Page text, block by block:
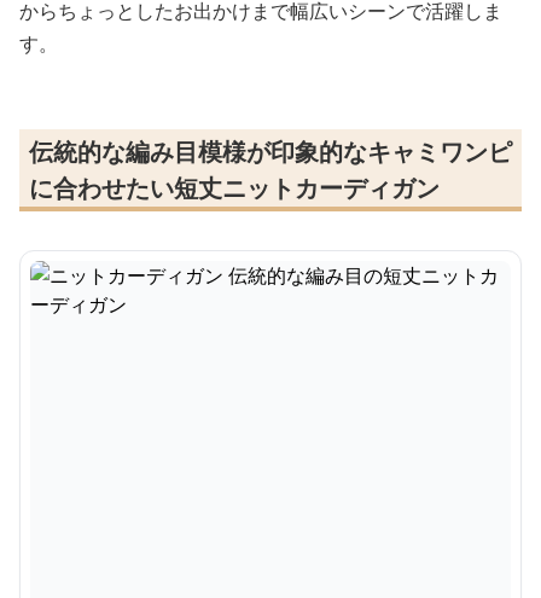
からちょっとしたお出かけまで幅広いシーンで活躍しま
す。
伝統的な編み目模様が印象的なキャミワンピ
に合わせたい短丈ニットカーディガン